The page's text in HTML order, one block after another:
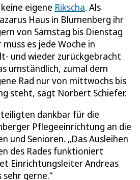
eigene Rikscha. Als
Haus in Blumenberg ihr
von Samstag bis Dienstag
es jede Woche in
und wieder zurückgebracht
umständlich, zumal dem
Rad nur von mittwochs bis
steht, sagt Norbert Schiefer.
dankbar für die
Pflegeeinrichtung an die
und Senioren. „Das Ausleihen
des Rades funktioniert
Einrichtungsleiter Andreas
sehr gerne.“